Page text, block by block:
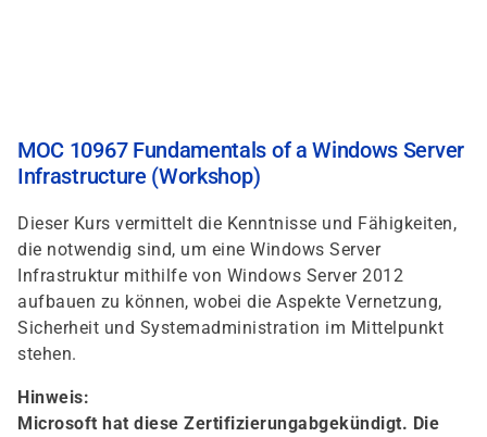
MOC 10967 Fundamentals of a Windows Server
Infrastructure (Workshop)
Dieser Kurs vermittelt die Kenntnisse und Fähigkeiten,
die notwendig sind, um eine Windows Server
Infrastruktur mithilfe von Windows Server 2012
aufbauen zu können, wobei die Aspekte Vernetzung,
Sicherheit und Systemadministration im Mittelpunkt
stehen.
Hinweis:
Microsoft hat diese Zertifizierungabgekündigt. Die